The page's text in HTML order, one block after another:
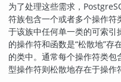
为了处理这些需求，
符族包含一个或者多个操作符
于该族中任何单一类的可索
的操作符和函数是“松散地”存
的类中。通常每个操作符类
型操作符则松散地存在于操作